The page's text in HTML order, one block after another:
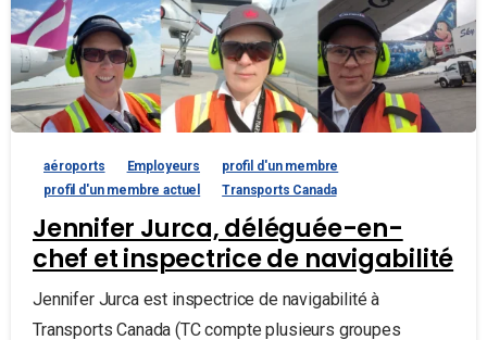
aéroports Employeurs
profil d'un membre
profil d'un membre actuel
Transports Canada
Jennifer Jurca, déléguée-en-
chef et inspectrice de navigabilité
Jennifer Jurca est inspectrice de navigabilité à
Transports Canada (TC compte plusieurs groupes